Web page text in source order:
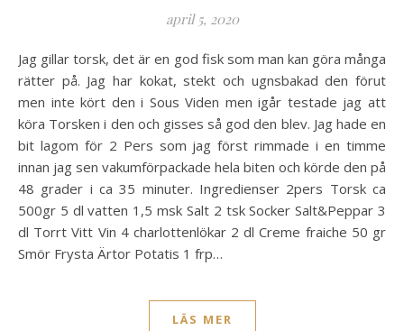
april 5, 2020
Jag gillar torsk, det är en god fisk som man kan göra många
rätter på. Jag har kokat, stekt och ugnsbakad den förut
men inte kört den i Sous Viden men igår testade jag att
köra Torsken i den och gisses så god den blev. Jag hade en
bit lagom för 2 Pers som jag först rimmade i en timme
innan jag sen vakumförpackade hela biten och körde den på
48 grader i ca 35 minuter. Ingredienser 2pers Torsk ca
500gr 5 dl vatten 1,5 msk Salt 2 tsk Socker Salt&Peppar 3
dl Torrt Vitt Vin 4 charlottenlökar 2 dl Creme fraiche 50 gr
Smör Frysta Ärtor Potatis 1 frp…
LÄS MER